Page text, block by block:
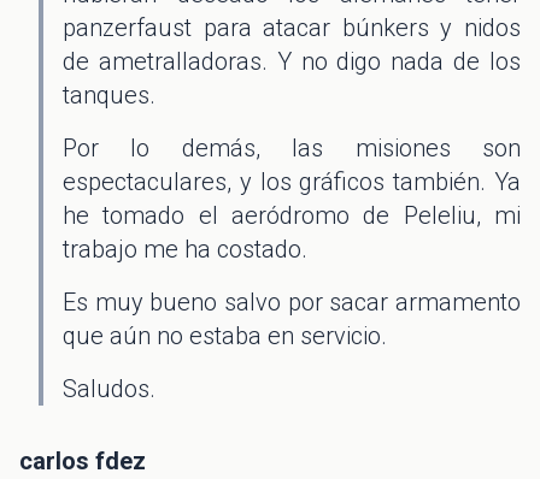
panzerfaust para atacar búnkers y nidos
de ametralladoras. Y no digo nada de los
tanques.
Por lo demás, las misiones son
espectaculares, y los gráficos también. Ya
he tomado el aeródromo de Peleliu, mi
trabajo me ha costado.
Es muy bueno salvo por sacar armamento
que aún no estaba en servicio.
Saludos.
carlos fdez